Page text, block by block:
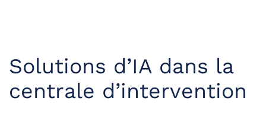
Solutions d’IA dans la
centrale d’intervention